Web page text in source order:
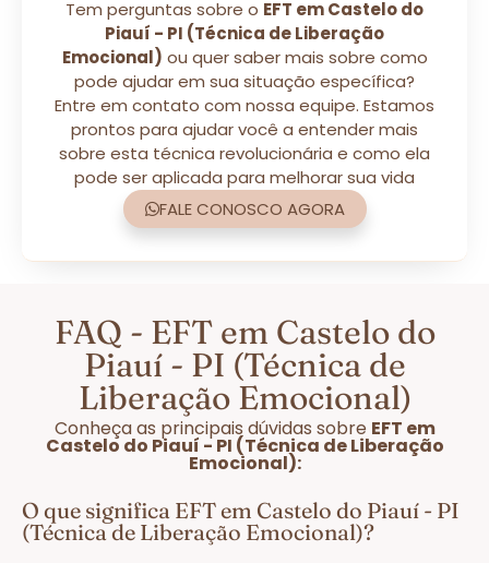
Tem perguntas sobre o EFT em Castelo do
Piauí - PI (Técnica de Liberação
Emocional) ou quer saber mais sobre como
pode ajudar em sua situação específica?
Entre em contato com nossa equipe. Estamos
prontos para ajudar você a entender mais
sobre esta técnica revolucionária e como ela
pode ser aplicada para melhorar sua vida
FALE CONOSCO AGORA
FAQ - EFT em Castelo do
Piauí - PI (Técnica de
Liberação Emocional)
Conheça as principais dúvidas sobre EFT em
Castelo do Piauí - PI (Técnica de Liberação
Emocional):
O que significa EFT em Castelo do Piauí - PI
(Técnica de Liberação Emocional)?